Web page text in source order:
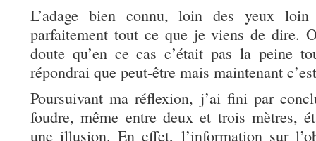
L’adage bien connu, loin des yeux loin
parfaitement tout ce que je viens de dire.
doute qu’en ce cas c’était pas la peine
répondrai que peut-être mais maintenant
Poursuivant ma réflexion, j’ai fini par
foudre, même entre deux et trois mètres,
une illusion. En effet, l’information sur